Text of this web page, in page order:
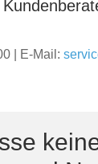
| E-Mail: